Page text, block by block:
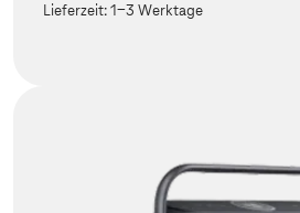
Lieferzeit:1-3 Werktage